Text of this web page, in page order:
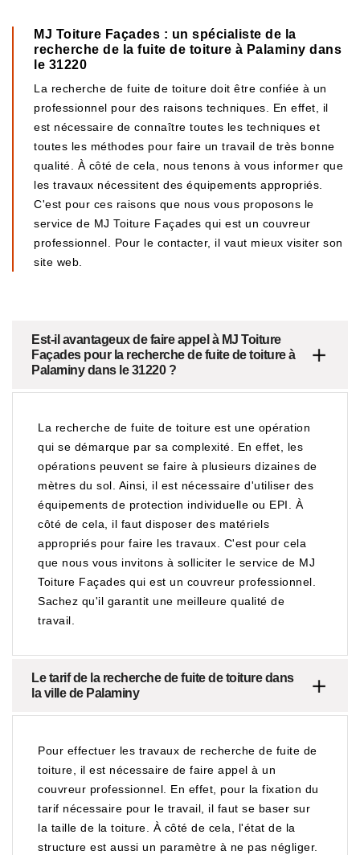
MJ Toiture Façades : un spécialiste de la
recherche de la fuite de toiture à Palaminy dans
le 31220
La recherche de fuite de toiture doit être confiée à un
professionnel pour des raisons techniques. En effet, il
est nécessaire de connaître toutes les techniques et
toutes les méthodes pour faire un travail de très bonne
qualité. À côté de cela, nous tenons à vous informer que
les travaux nécessitent des équipements appropriés.
C'est pour ces raisons que nous vous proposons le
service de MJ Toiture Façades qui est un couvreur
professionnel. Pour le contacter, il vaut mieux visiter son
site web.
Est-il avantageux de faire appel à MJ Toiture
Façades pour la recherche de fuite de toiture à
Palaminy dans le 31220 ?
La recherche de fuite de toiture est une opération
qui se démarque par sa complexité. En effet, les
opérations peuvent se faire à plusieurs dizaines de
mètres du sol. Ainsi, il est nécessaire d'utiliser des
équipements de protection individuelle ou EPI. À
côté de cela, il faut disposer des matériels
appropriés pour faire les travaux. C'est pour cela
que nous vous invitons à solliciter le service de MJ
Toiture Façades qui est un couvreur professionnel.
Sachez qu'il garantit une meilleure qualité de
travail.
Le tarif de la recherche de fuite de toiture dans
la ville de Palaminy
Pour effectuer les travaux de recherche de fuite de
toiture, il est nécessaire de faire appel à un
couvreur professionnel. En effet, pour la fixation du
tarif nécessaire pour le travail, il faut se baser sur
la taille de la toiture. À côté de cela, l'état de la
structure est aussi un paramètre à ne pas négliger.